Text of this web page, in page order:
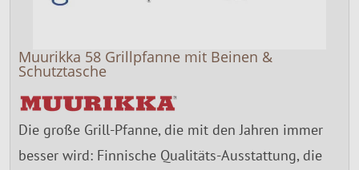
Muurikka 58 Grillpfanne mit Beinen &
Schutztasche
Die große Grill-Pfanne, die mit den Jahren immer
besser wird: Finnische Qualitäts-Ausstattung, die